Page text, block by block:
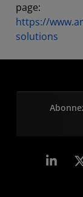
page:
https://
solutions